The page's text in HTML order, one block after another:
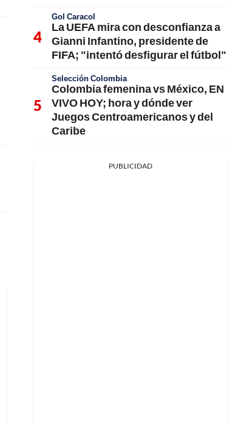
Gol Caracol
La UEFA mira con desconfianza a
Gianni Infantino, presidente de
FIFA; "intentó desfigurar el fútbol"
Selección Colombia
Colombia femenina vs México, EN
VIVO HOY; hora y dónde ver
Juegos Centroamericanos y del
Caribe
PUBLICIDAD